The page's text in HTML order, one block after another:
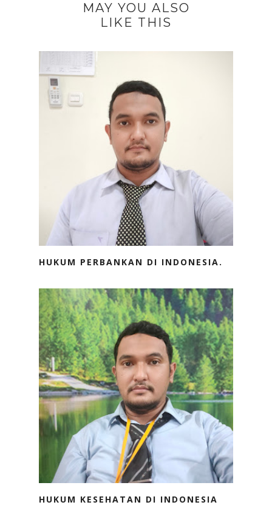
MAY YOU ALSO
LIKE THIS
HUKUM PERBANKAN DI INDONESIA.
HUKUM KESEHATAN DI INDONESIA